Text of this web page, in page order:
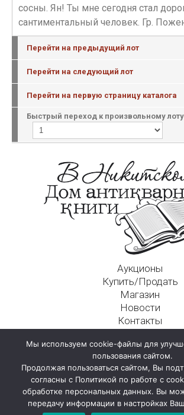
сосны. Ян! Ты мне сегодня стал
сантиментальный человек. Гр.
Перейти на предыдущий лот
Перейти на следующий лот
Перейти на первую страницу каталога
Быстрый переход к произвольному
Аукционы
Купить/Продать
Магазин
Новости
Контакты
125009, г. Москва, Никитский пер., д.
Мы используем cookie-файлы для
пользования сайтом.
Продолжая пользоваться сайтом, Вы
согласны с Политикой по работе с
обработке персональных данных. Вы
передачу информации в настройках